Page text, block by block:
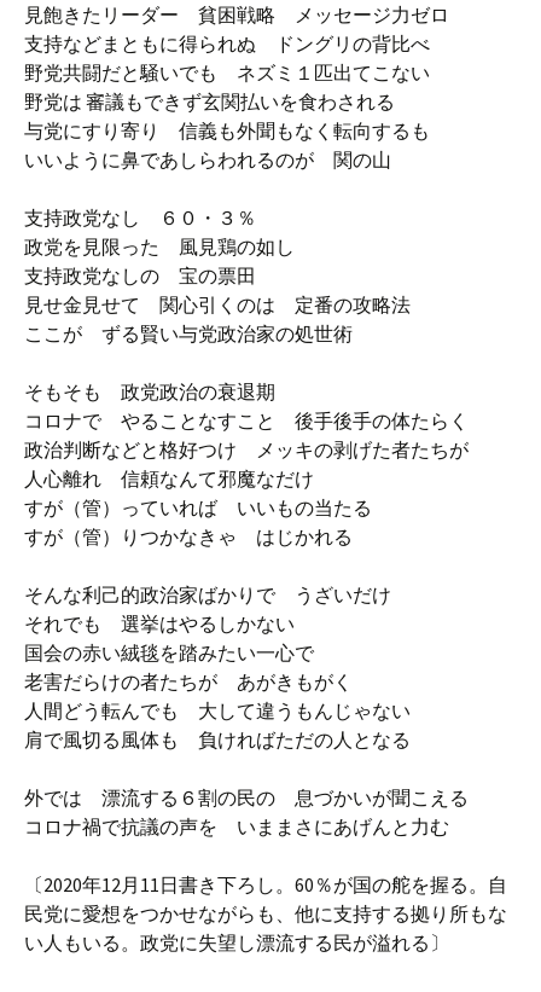
見飽きたリーダー 貧困戦略 メッセージ力ゼロ
支持などまともに得られぬ ドングリの背比べ
野党共闘だと騒いでも ネズミ１匹出てこない
野党は 審議もできず玄関払いを食わされる
与党にすり寄り 信義も外聞もなく転向するも
いいように鼻であしらわれるのが 関の山
支持政党なし ６０・３％
政党を見限った 風見鶏の如し
支持政党なしの 宝の票田
見せ金見せて 関心引くのは 定番の攻略法
ここが ずる賢い与党政治家の処世術
そもそも 政党政治の衰退期
コロナで やることなすこと 後手後手の体たらく
政治判断などと格好つけ メッキの剥げた者たちが
人心離れ 信頼なんて邪魔なだけ
すが（管）っていれば いいもの当たる
すが（管）りつかなきゃ はじかれる
そんな利己的政治家ばかりで うざいだけ
それでも 選挙はやるしかない
国会の赤い絨毯を踏みたい一心で
老害だらけの者たちが あがきもがく
人間どう転んでも 大して違うもんじゃない
肩で風切る風体も 負ければただの人となる
外では 漂流する６割の民の 息づかいが聞こえる
コロナ禍で抗議の声を いままさにあげんと力む
〔2020年12月11日書き下ろし。60％が国の舵を握る。自
民党に愛想をつかせながらも、他に支持する拠り所もな
い人もいる。政党に失望し漂流する民が溢れる〕